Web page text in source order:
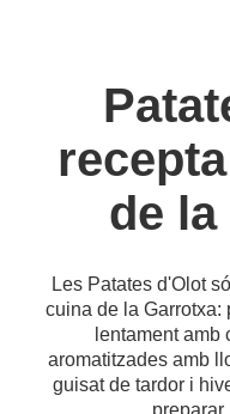
de
Les Patates d'Olot
cuina de la Garrotxa:
lentament amb
aromatitzades amb
guisat de tardor i
preparar